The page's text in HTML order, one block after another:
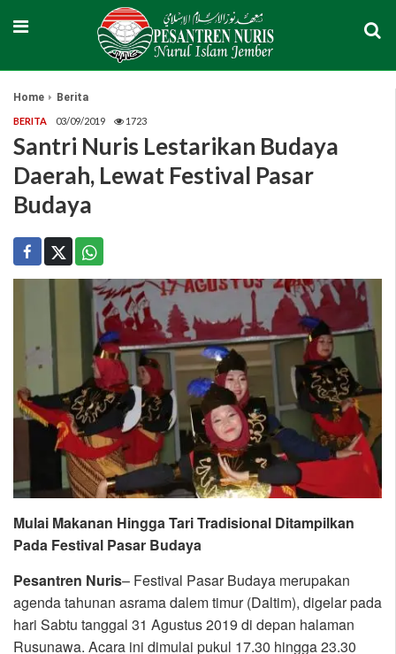
Home Berita
BERITA 03/09/2019 1723
Santri Nuris Lestarikan Budaya
Daerah, Lewat Festival Pasar
Budaya
Mulai Makanan Hingga Tari Tradisional Ditampilkan
Pada Festival Pasar Budaya
Pesantren Nuris– Festival Pasar Budaya merupakan
agenda tahunan asrama dalem timur (Daltim), digelar pada
hari Sabtu tanggal 31 Agustus 2019 di depan halaman
Rusunawa. Acara ini dimulai pukul 17.30 hingga 23.30